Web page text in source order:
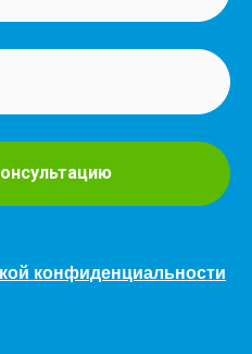
конфиденциальности